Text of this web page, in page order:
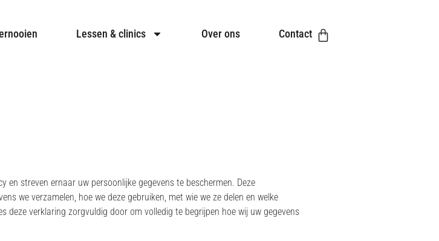
Lessen & clinics Over ons Contact
en streven ernaar uw persoonlijke gegevens te beschermen. Deze
we verzamelen, hoe we deze gebruiken, met wie we ze delen en welke
deze verklaring zorgvuldig door om volledig te begrijpen hoe wij uw gegevens